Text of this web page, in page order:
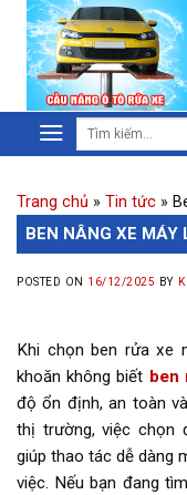
Trang chủ » Tin tức »
BEN NÂNG XE MÁY
POSTED ON 16/12/2025 BY
Khi chọn ben rửa xe
khoăn không biết ben
độ ổn định, an toàn
thị trường, việc chọn
giúp thao tác dễ dàng
việc. Nếu bạn đang